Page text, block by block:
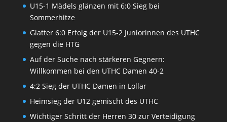
U15-1 Mädels glänzen mit 6:0 Sieg bei
Sommerhitze
Glatter 6:0 Erfolg der U15-2 Juniorinnen des UTHC
gegen die HTG
Auf der Suche nach stärkeren Gegnern:
Willkommen bei den UTHC Damen 40-2
4:2 Sieg der UTHC Damen in Lollar
Heimsieg der U12 gemischt des UTHC
Wichtiger Schritt der Herren 30 zur Verteidigung